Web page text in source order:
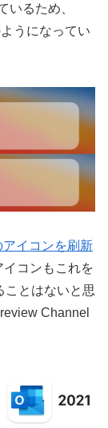
いるため、
うになってい
イコンを刷新
コンもこれを
ことはないと思
Channel